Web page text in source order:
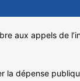
aux appels de
la dépense